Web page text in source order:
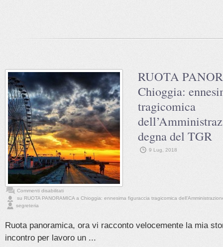
RUOTA
Chioggia:
tragicomica
degna del TGR
9 Lug, 2018
Commenti disabilitati
su RUOTA PANORAMICA a Chioggia: ennesima figuraccia tragicomica
segreteria
Ruota panoramica, ora vi racconto velocemente la mia
incontro per lavoro un ...